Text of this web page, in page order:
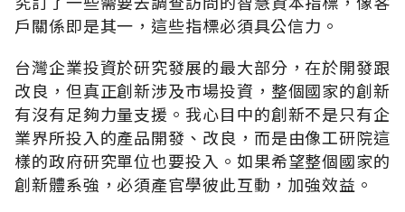
戶關係即是其一，這些指標必須具公信力。
台灣企業投資於研究發展的最大部分，在於開發跟
改良，但真正創新涉及市場投資，整個國家的創新
有沒有足夠力量支援。我心目中的創新不是只有企
業界所投入的產品開發、改良，而是由像工研院這
樣的政府研究單位也要投入。如果希望整個國家的
創新體系強，必須產官學彼此互動，加強效益。